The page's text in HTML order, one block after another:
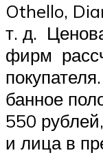
Othello,
т. д.
фирм
банное
550
и лица в